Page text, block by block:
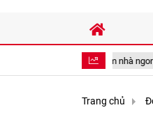
cơm nhà ngon cho cả tháng,
Trang chủ